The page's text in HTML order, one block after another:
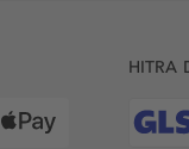
HITRA